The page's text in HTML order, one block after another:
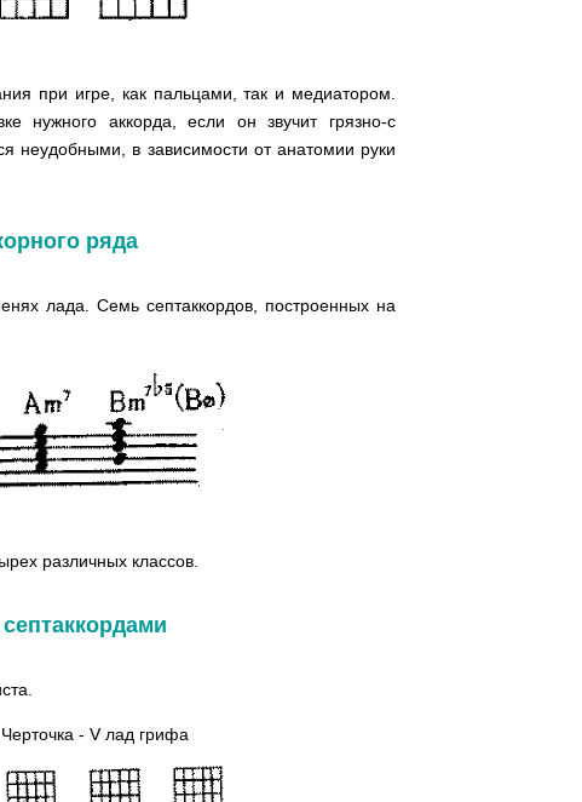
при игре, как пальцами, так и медиатором.
нужного аккорда, если он звучит грязно-с
неудобными, в зависимости от анатомии руки
ряда
лада. Семь септаккордов, построенных на
различных классов.
- V лад грифа